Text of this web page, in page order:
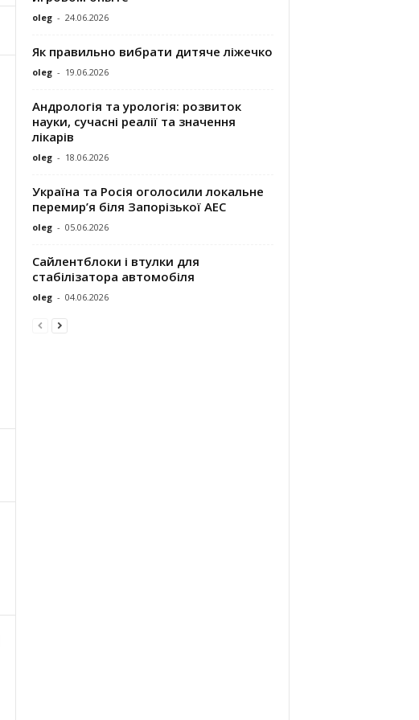
oleg - 24.06.2026
Як правильно вибрати дитяче ліжечко
oleg - 19.06.2026
Андрологія та урологія: розвиток
науки, сучасні реалії та значення
лікарів
oleg - 18.06.2026
Україна та Росія оголосили локальне
перемир’я біля Запорізької АЕС
oleg - 05.06.2026
Сайлентблоки і втулки для
стабілізатора автомобіля
oleg - 04.06.2026